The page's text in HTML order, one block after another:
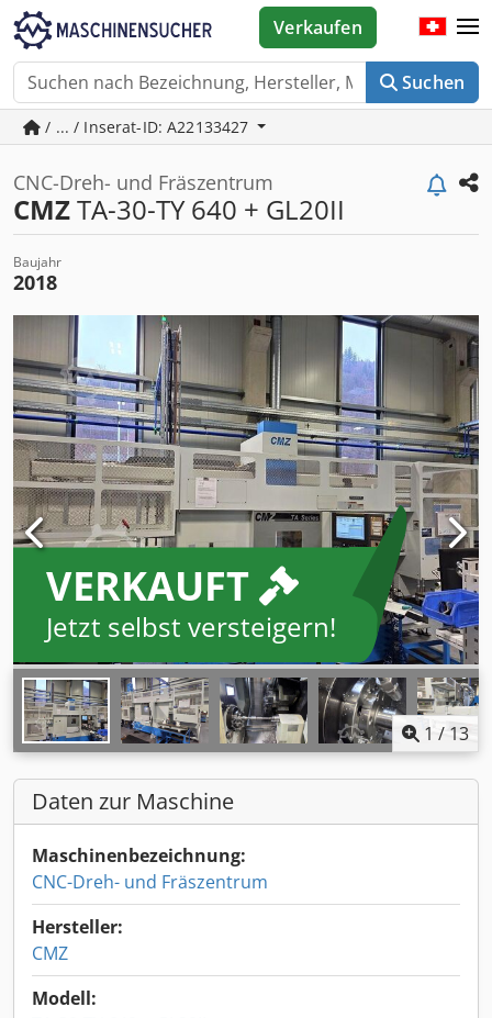
Suchen
Verkaufen
/ ... / Inserat-ID: A22133427
CNC-Dreh- und Fräszentrum
CMZTA-30-TY 640 + GL20II
Baujahr
2018
VERKAUFT
Jetzt selbst versteigern!
1 / 13
Daten zur Maschine
Maschinenbezeichnung:
CNC-Dreh- und Fräszentrum
Hersteller:
CMZ
Modell: